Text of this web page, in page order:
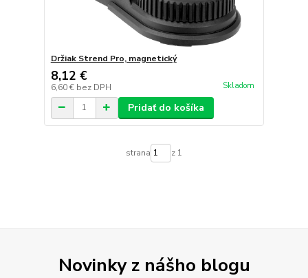
Držiak Strend Pro, magnetický
8,12 €
6,60 € bez DPH Skladom
Pridať do košíka
strana z 1
Novinky z nášho blogu